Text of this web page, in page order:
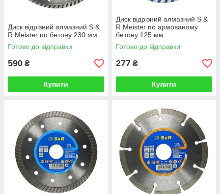
Диск відрізний алмазний S &
R Meister по бетону 230 мм.
Готово до відправки
590 ₴
Купити
Диск відрізний алмазний S &
R Meister по армованому
бетону 125 мм.
Готово до відправки
277 ₴
Купити